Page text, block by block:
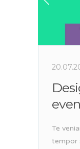
Te
tempor